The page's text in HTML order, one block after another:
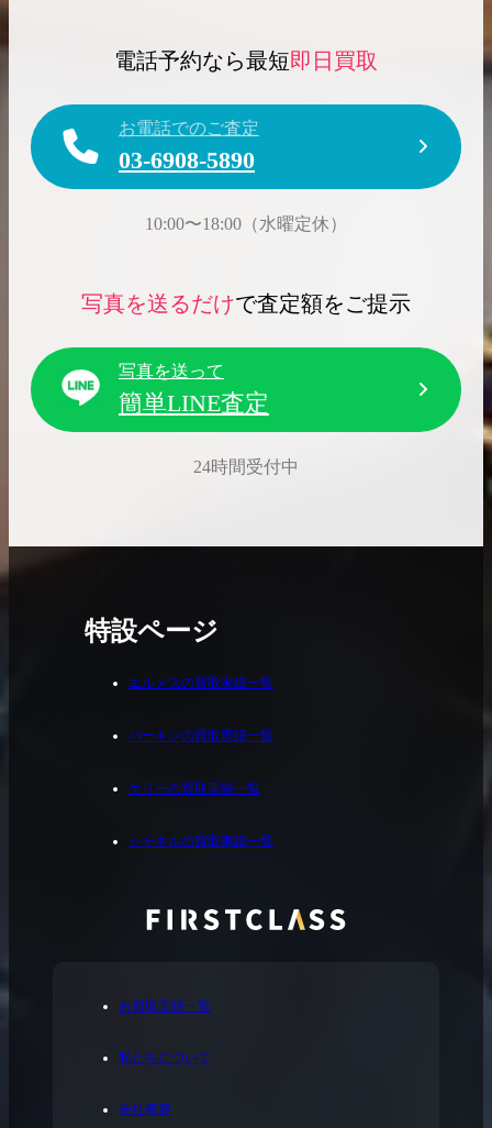
電話予約なら最短即日買取
お電話でのご査定
03-6908-5890
10:00〜18:00（水曜定休）
写真を送るだけで査定額をご提示
写真を送って
簡単LINE査定
24時間受付中
お買取実績一覧
私たちについて
会社概要
特設ページ
エルメスの買取実績一覧
バーキンの買取実績一覧
ケリーの買取実績一覧
シャネルの買取実績一覧